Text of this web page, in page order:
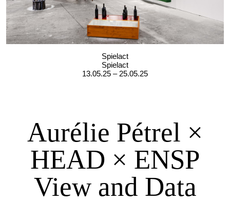
Spielact
Spielact
13.05.25 – 25.05.25
Aurélie Pétrel ×
HEAD × ENSP
View and Data